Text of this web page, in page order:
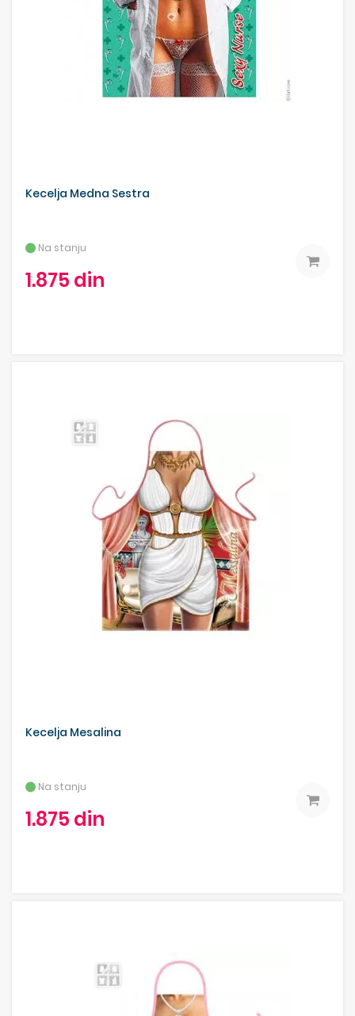
Kecelja Medna Sestra
Na stanju
1.875 din
Kecelja Mesalina
Na stanju
1.875 din